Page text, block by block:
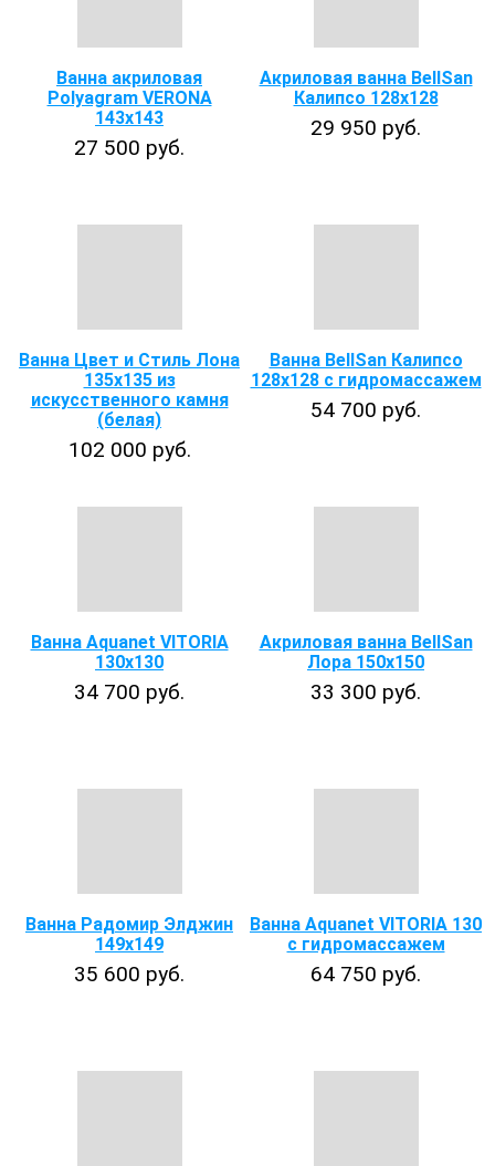
Ванна акриловая
Polyagram VERONA
143x143
27 500 руб.
Акриловая ванна BellSan
Калипсо 128х128
29 950 руб.
Ванна Цвет и Стиль Лона
135x135 из
искусственного камня
(белая)
102 000 руб.
Ванна BellSan Калипсо
128x128 с гидромассажем
54 700 руб.
Ванна Aquanet VITORIA
130x130
34 700 руб.
Акриловая ванна BellSan
Лора 150x150
33 300 руб.
Ванна Радомир Элджин
149х149
35 600 руб.
Ванна Aquanet VITORIA 130
с гидромассажем
64 750 руб.